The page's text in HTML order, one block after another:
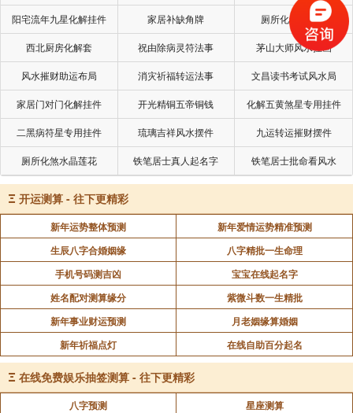
情之趋势，应直达者下卦，应补救者起星。要以乘时得
令，合生旺之局为归。“
这段可以让我们明白，兼向就是为了理气和形峦并
重。当现有山川形势无法立正向，或者元运旺星无法到
山到向时，就应该兼向，以成生旺之局。
按湖南玄空派的说法。宫内父母与顺子阴阳相比，
可兼六度，但不能压在两山分界线上。逆子与父母阴阳
相背，顺逆出卦兼不得超过三度。而沈氏的原则是父母
不可兼逆子，趋重于父母兼顺子，当正向取不到旺山旺
向时，就采用兼向。
我个人认为，线位肯定是要旺山旺向，立向是最忌
上山下水。要现场踏勘，并推三盘。有的山向是根本不
能相兼的。比如二运乾山巽向，旺星到山到向。如果立
戌山辰向，就是上山下水。所以如果用戌兼乾，或者用
乾兼戌，都会出大问题。
阳宅流年九星化解挂件 家居补缺角牌 厕所化秽气煞套
西北厨房化解套 祝由除病灵符法事 茅山大师风水挂画
风水摧财助运布局 消灾祈福转运法事 文昌读书考试风水局
家居门对门化解挂件 开光精铜五帝铜钱 化解五黄煞星专用挂件
二黑病符星专用挂件 琉璃吉祥风水摆件 九运转运摧财摆件
厕所化煞水晶莲花 铁笔居士真人起名字 铁笔居士批命看风水
Ξ 开运测算 - 往下更精彩
新年运势整体预测
新年爱情运势精准预测
生辰八字合婚姻缘
八字精批一生命理
手机号码测吉凶
宝宝在线起名字
姓名配对测算缘分
紫微斗数一生精批
新年事业财运预测
月老姻缘算婚姻
新年祈福点灯
在线自助百分起名
Ξ 在线免费娱乐抽签测算 - 往下更精彩
八字预测
星座测算